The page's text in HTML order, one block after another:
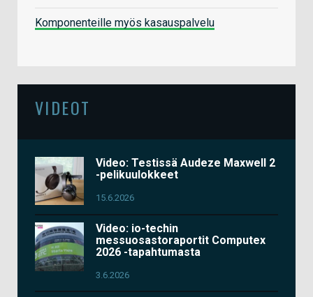
Komponenteille myös kasauspalvelu
VIDEOT
Video: Testissä Audeze Maxwell 2
-pelikuulokkeet
15.6.2026
Video: io-techin
messuosastoraportit Computex
2026 -tapahtumasta
3.6.2026